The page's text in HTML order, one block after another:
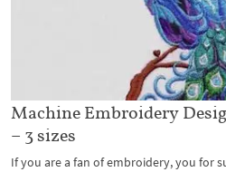
Machine Embroidery
– 3 sizes
If you are a fan of embroidery, you for